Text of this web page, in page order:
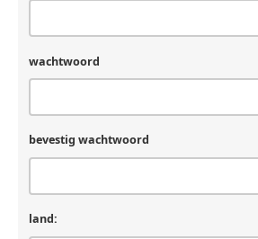
wachtwoord
bevestig wachtwoord
land: